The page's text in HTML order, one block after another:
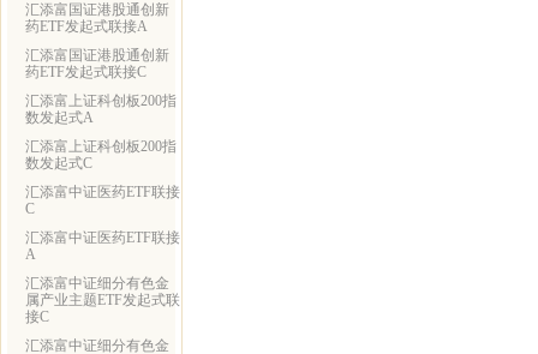
汇添富国证港股通创新
药ETF发起式联接A
汇添富国证港股通创新
药ETF发起式联接C
汇添富上证科创板200指
数发起式A
汇添富上证科创板200指
数发起式C
汇添富中证医药ETF联接
C
汇添富中证医药ETF联接
A
汇添富中证细分有色金
属产业主题ETF发起式联
接C
汇添富中证细分有色金